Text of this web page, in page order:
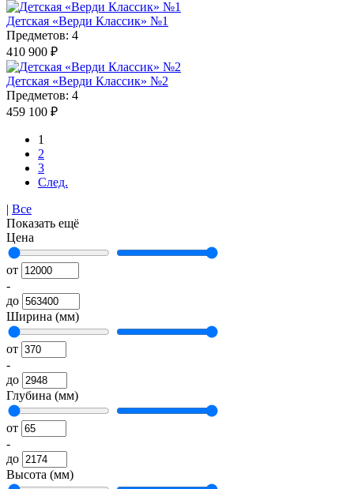
Детская «Верди Классик» №1
Предметов: 4
410 900 ₽
Детская «Верди Классик» №2
Предметов: 4
459 100 ₽
1
2
3
След.
| Все
Показать ещё
Цена
от
-
до
Ширина (мм)
от
-
до
Глубина (мм)
от
-
до
Высота (мм)